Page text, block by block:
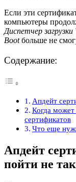
Если эти
компьютеры
Диспетчер загрузки
Bootбольше не
Содержание:
Апдейт
Когда может
сертификатов
Что еще
Апдейт
пойти не так